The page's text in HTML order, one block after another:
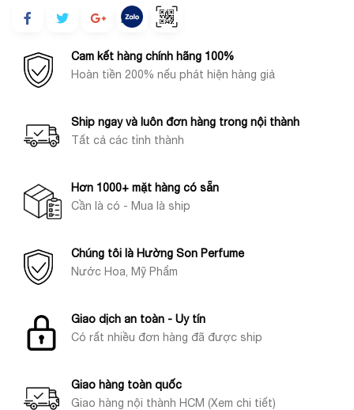
Cam kết hàng chính hãng 100%
Hoàn tiền 200% nếu phát hiện hàng giả
Ship ngay và luôn đơn hàng trong nội thành
Tất cả các tỉnh thành
Hơn 1000+ mặt hàng có sẵn
Cần là có - Mua là ship
Chúng tôi là Hường Son Perfume
Nước Hoa, Mỹ Phẩm
Giao dịch an toàn - Uy tín
Có rất nhiều đơn hàng đã được ship
Giao hàng toàn quốc
Giao hàng nội thành HCM (Xem chi tiết)